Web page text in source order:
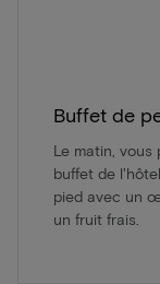
Buffet de
Le matin,
buffet de
pied avec un
un fruit frais.